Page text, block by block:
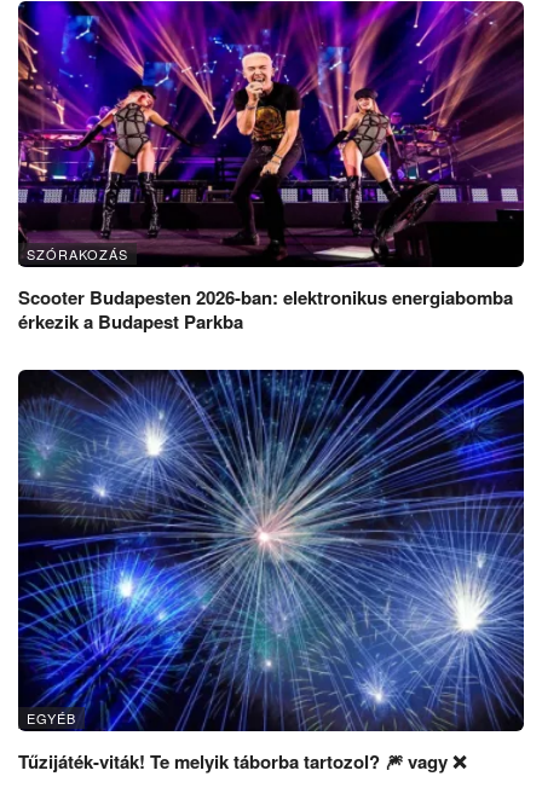
SZÓRAKOZÁS
Scooter Budapesten 2026-ban: elektronikus energiabomba
érkezik a Budapest Parkba
EGYÉB
Tűzijáték-viták! Te melyik táborba tartozol? 🎆 vagy ❌